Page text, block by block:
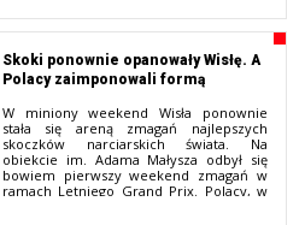
centralnego. Komu zatem udało się
zacząć rundę z wysokiego „C”?
Skoki ponownie opanowały Wisłę. A
Polacy zaimponowali formą
W miniony weekend Wisła ponownie
stała się areną zmagań najlepszych
skoczków narciarskich świata. Na
obiekcie im. Adama Małysza odbył się
bowiem pierwszy weekend zmagań w
ramach Letniego Grand Prix. Polacy, w